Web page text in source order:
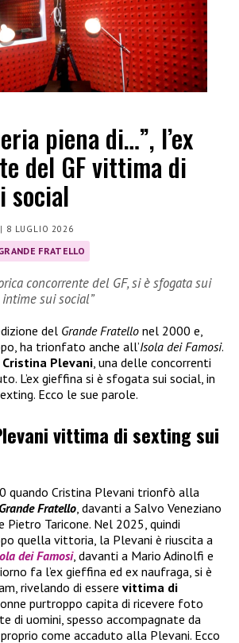
piena di…”, l’ex
del GF vittima di
social
| 8 LUGLIO 2026
FRATELLO
concorrente del GF, si è sfogata sui
sui social”
del Grande Fratello nel 2000 e,
ha trionfato anche all’Isola dei Famosi.
Cristina Plevani, una delle concorrenti
L’ex gieffina si è sfogata sui social, in
Ecco le sue parole.
vittima di sexting sui
quando Cristina Plevani trionfò alla
Grande Fratello , davanti a Salvo Veneziano
Pietro Taricone. Nel 2025, quindi
quella vittoria, la Plevani è riuscita a
dei Famosi, davanti a Mario Adinolfi e
fa l’ex gieffina ed ex naufraga, si è
rivelando di essere vittima di
purtroppo capita di ricevere foto
di uomini, spesso accompagnate da
come accaduto alla Plevani. Ecco